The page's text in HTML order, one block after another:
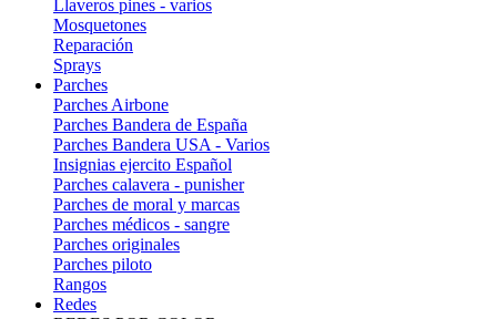
Llaveros pines - varios
Mosquetones
Reparación
Sprays
Parches
Parches Airbone
Parches Bandera de España
Parches Bandera USA - Varios
Insignias ejercito Español
Parches calavera - punisher
Parches de moral y marcas
Parches médicos - sangre
Parches originales
Parches piloto
Rangos
Redes